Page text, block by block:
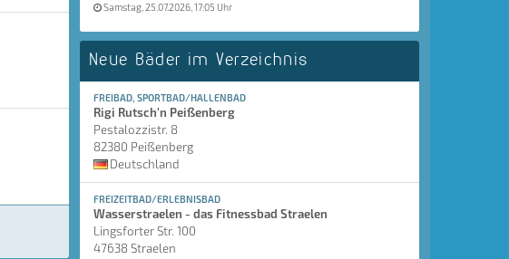
Samstag, 25.07.2026, 17:05 Uhr
Neue Bäder im Verzeichnis
FREIBAD, SPORTBAD/HALLENBAD
Rigi Rutsch'n Peißenberg
Pestalozzistr. 8
82380 Peißenberg
Deutschland
FREIZEITBAD/ERLEBNISBAD
Wasserstraelen - das Fitnessbad Straelen
Lingsforter Str. 100
47638 Straelen